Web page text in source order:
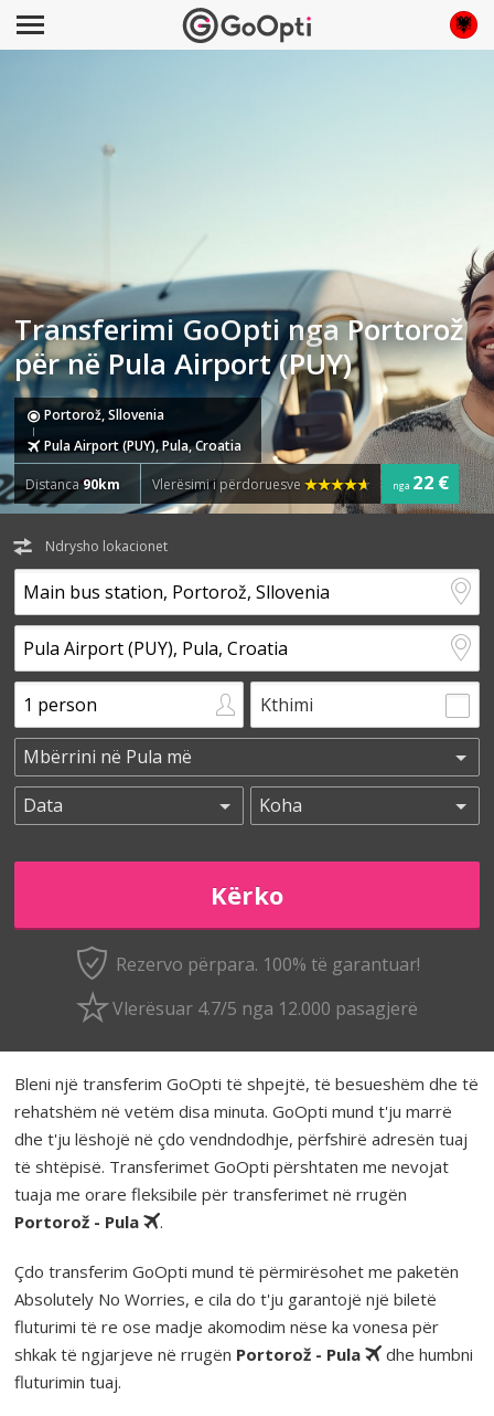
Transferimi GoOpti nga Portorož
për në Pula Airport (PUY)
Portorož, Sllovenia
Pula Airport (PUY), Pula, Croatia
Distanca90km Vlerësimi i përdoruesve nga 22 €
Ndrysho lokacionet
Kthimi
Rezervo përpara. 100% të garantuar!
Vlerësuar 4.7/5 nga 12.000 pasagjerë
Bleni një transferim GoOpti të shpejtë, të besueshëm dhe të
rehatshëm në vetëm disa minuta. GoOpti mund t'ju marrë
dhe t'ju lëshojë në çdo vendndodhje, përfshirë adresën tuaj
të shtëpisë. Transferimet GoOpti përshtaten me nevojat
tuaja me orare fleksibile për transferimet në rrugën
Portorož - Pula
.
Çdo transferim GoOpti mund të përmirësohet me paketën
Absolutely No Worries, e cila do t'ju garantojë një biletë
fluturimi të re ose madje akomodim nëse ka vonesa për
shkak të ngjarjeve në rrugën Portorož - Pula
dhe humbni
fluturimin tuaj.